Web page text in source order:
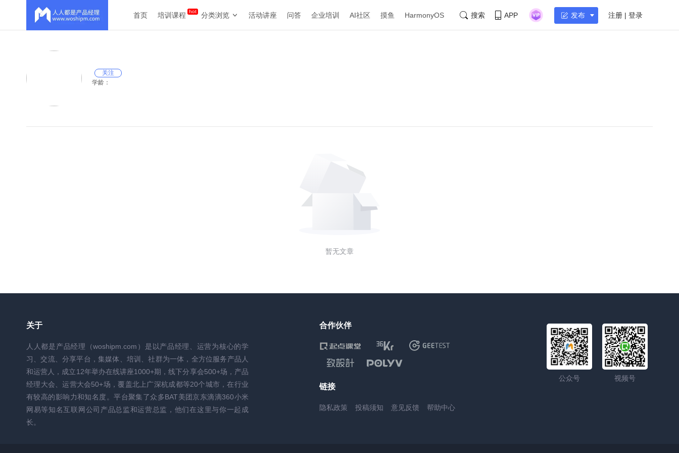
首页 培训课程 分类浏览 活动讲座 问答 企业培训 AI社区 摸鱼 HarmonyOS 搜索 APP 发布 注册 | 登录
关注
学龄：
暂无文章
关于
人人都是产品经理（woshipm.com）是以产品经理、运营为核心的学
习、交流、分享平台，集媒体、培训、社群为一体，全方位服务产品人
和运营人，成立12年举办在线讲座1000+期，线下分享会500+场，产品
经理大会、运营大会50+场，覆盖北上广深杭成都等20个城市，在行业
有较高的影响力和知名度。平台聚集了众多BAT美团京东滴滴360小米
网易等知名互联网公司产品总监和运营总监，他们在这里与你一起成
长。
合作伙伴
链接
隐私政策 投稿须知 意见反馈 帮助中心
公众号 视频号